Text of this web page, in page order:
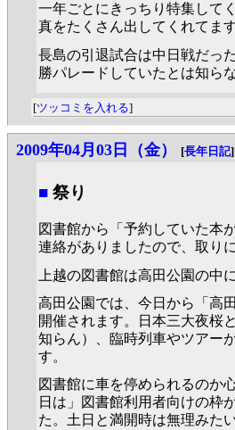
一年ごとにきっちり特集して
真をたくさん出してくれてます
長島の引退試合は中日戦だっ
勝パレードしていたとは知ら
[ツッコミを入れる]
2009年04月03日（金） [長年日記]
■ 祭り
図書館から「予約していた本
連絡がありましたので、取り
上越の図書館は高田公園の中
高田公園では、今日から「高
開催されます。日本三大夜桜
知らん）、臨時列車やツアー
す。
図書館に車を停められるのか
日は」図書館利用者向けの枠
た。土日と満開時は無理みたい